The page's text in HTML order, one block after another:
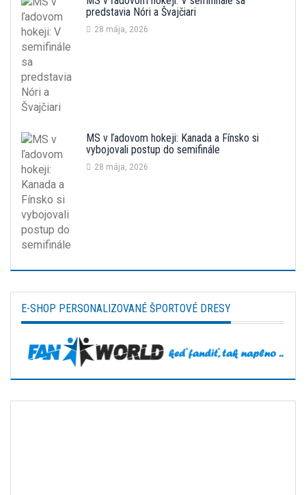
predstavia Nóri a Švajčiari
28 mája, 2026
MS v ľadovom hokeji: Kanada a Fínsko si
vybojovali postup do semifinále
28 mája, 2026
E-SHOP PERSONALIZOVANÉ ŠPORTOVÉ DRESY